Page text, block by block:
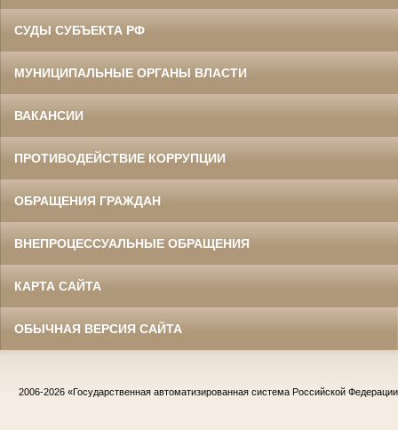
СУДЫ СУБЪЕКТА РФ
МУНИЦИПАЛЬНЫЕ ОРГАНЫ ВЛАСТИ
ВАКАНСИИ
ПРОТИВОДЕЙСТВИЕ КОРРУПЦИИ
ОБРАЩЕНИЯ ГРАЖДАН
ВНЕПРОЦЕССУАЛЬНЫЕ ОБРАЩЕНИЯ
КАРТА САЙТА
ОБЫЧНАЯ ВЕРСИЯ САЙТА
2006-2026 «Государственная автоматизированная система Российской